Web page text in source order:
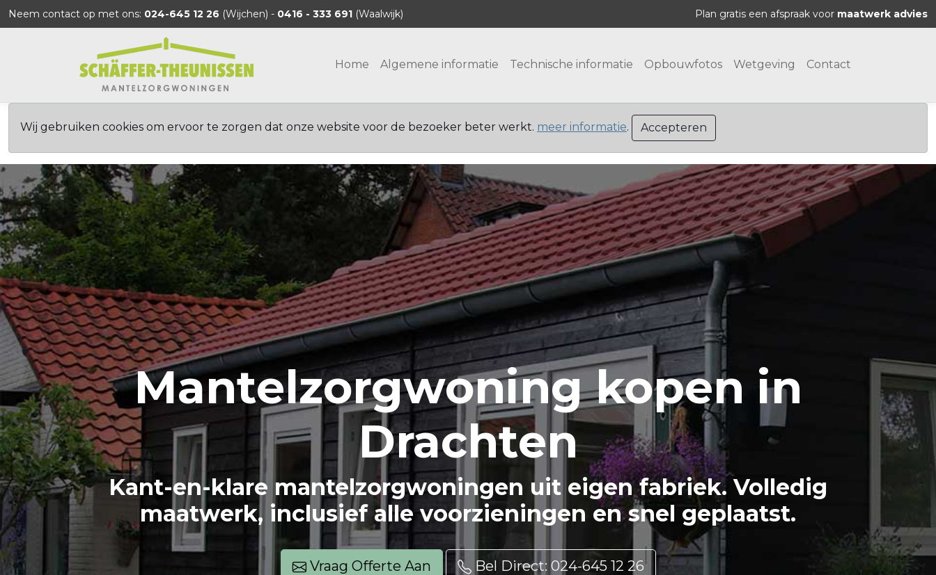
Neem contact op met ons: 024-645 12 26 (Wijchen) - 0416 - 333 691 (Waalwijk) Plan gratis een afspraak voor maatwerk advies
Home Algemene informatie Technische informatie Opbouwfotos Wetgeving Contact
Wij gebruiken cookies om ervoor te zorgen dat onze website voor de bezoeker beter werkt. meer informatie. Accepteren
Mantelzorgwoning kopen in
Drachten
Kant-en-klare mantelzorgwoningen uit eigen fabriek. Volledig
maatwerk, inclusief alle voorzieningen en snel geplaatst.
Vraag Offerte Aan Bel Direct: 024-645 12 26